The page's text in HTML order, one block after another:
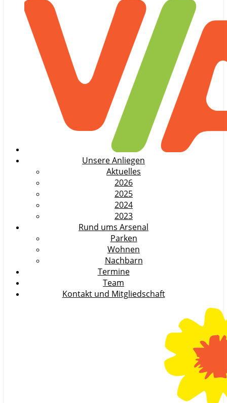
Unsere Anliegen
Aktuelles
2026
2025
2024
2023
Rund ums Arsenal
Parken
Wohnen
Nachbarn
Termine
Team
Kontakt und Mitgliedschaft